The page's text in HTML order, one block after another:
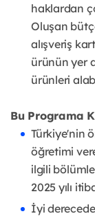
haklardan
Oluşan
alışveriş
ürünün yer
ürünleri
Bu Programa
Türkiye'nin
öğretimi
ilgili
2025 yılı
İyi